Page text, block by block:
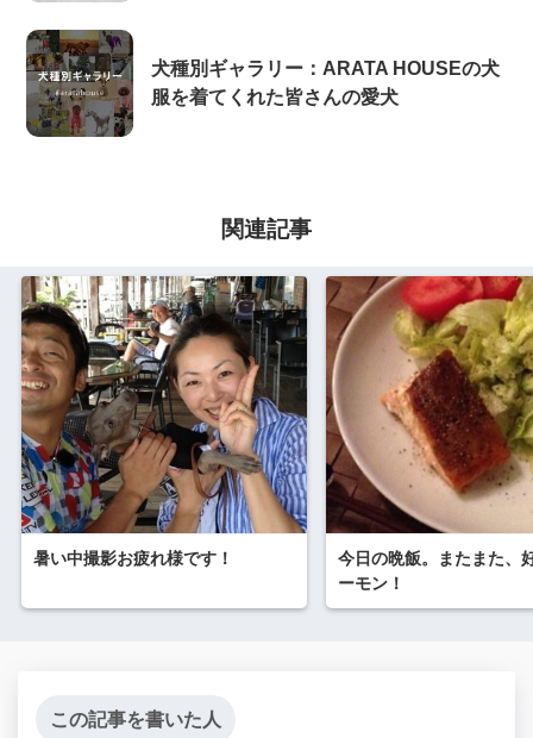
犬種別ギャラリー：ARATA HOUSEの犬
服を着てくれた皆さんの愛犬
関連記事
暑い中撮影お疲れ様です！
今日の晩飯。またまた、
ーモン！
この記事を書いた人